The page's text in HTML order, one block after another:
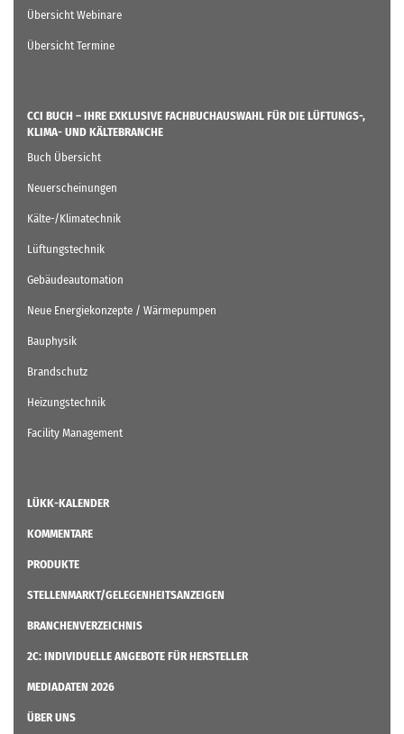
Übersicht Webinare
Übersicht Termine
CCI BUCH – IHRE EXKLUSIVE FACHBUCHAUSWAHL FÜR DIE LÜFTUNGS-,
KLIMA- UND KÄLTEBRANCHE
Buch Übersicht
Neuerscheinungen
Kälte-/Klimatechnik
Lüftungstechnik
Gebäudeautomation
Neue Energiekonzepte / Wärmepumpen
Bauphysik
Brandschutz
Heizungstechnik
Facility Management
LÜKK-KALENDER
KOMMENTARE
PRODUKTE
STELLENMARKT/GELEGENHEITSANZEIGEN
BRANCHENVERZEICHNIS
2C: INDIVIDUELLE ANGEBOTE FÜR HERSTELLER
MEDIADATEN 2026
ÜBER UNS